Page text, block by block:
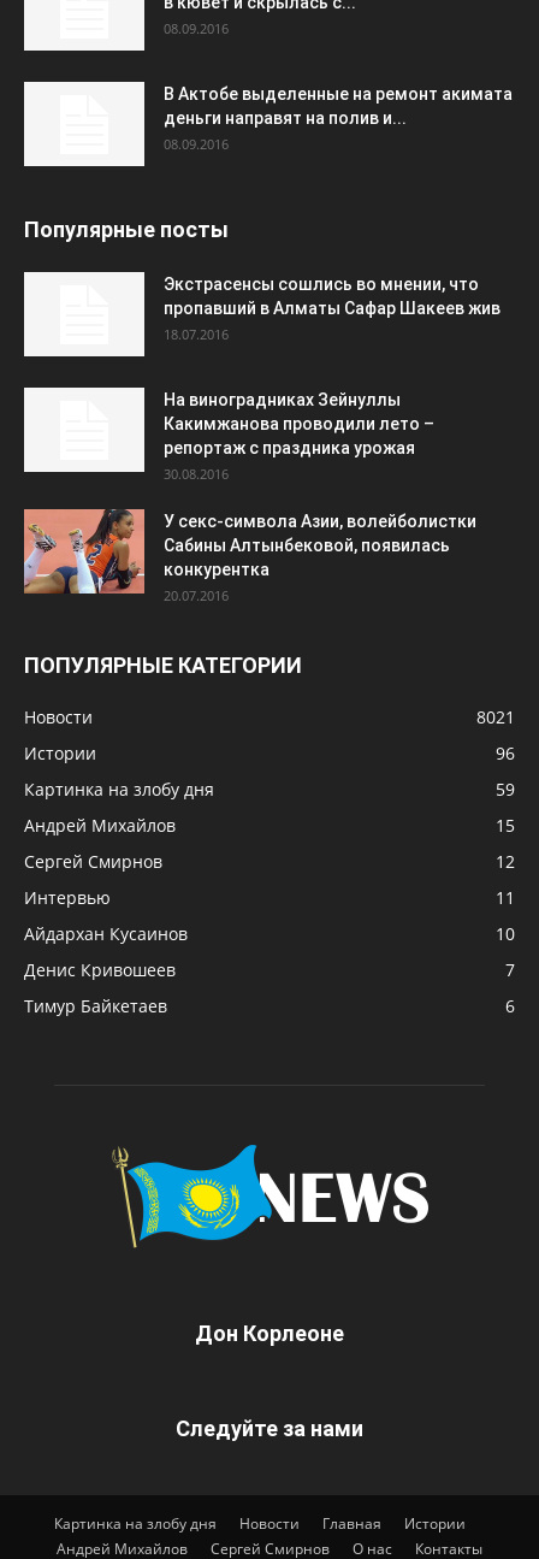
08.09.2016
В Актобе выделенные на ремонт акимата
деньги направят на полив и...
08.09.2016
Популярные посты
Экстрасенсы сошлись во мнении, что
пропавший в Алматы Сафар Шакеев жив
18.07.2016
На виноградниках Зейнуллы
Какимжанова проводили лето –
репортаж с праздника урожая
30.08.2016
У секс-символа Азии, волейболистки
Сабины Алтынбековой, появилась
конкурентка
20.07.2016
ПОПУЛЯРНЫЕ КАТЕГОРИИ
Новости
8021
Истории
96
Картинка на злобу дня
59
Андрей Михайлов
15
Сергей Смирнов
12
Интервью
11
Айдархан Кусаинов
10
Денис Кривошеев
7
Тимур Байкетаев
6
Дон Корлеоне
Следуйте за нами
Картинка на злобу дня Новости Главная
Истории
Андрей Михайлов
Сергей Смирнов О нас Контакты